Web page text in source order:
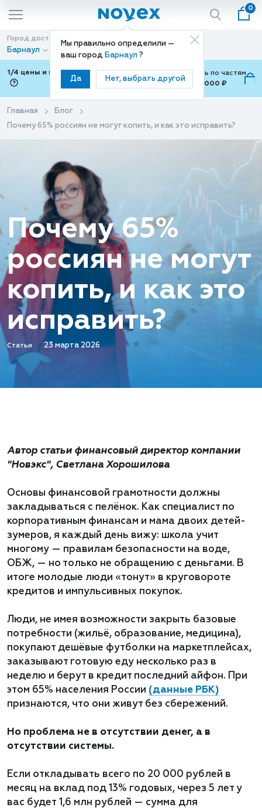
Мы правильно определили —
ваш город Барнаул ?
Да Нет, выбрать другой
0
Город доставки
Барнаул
Способ доставки
Доставка
1/4 цены и покупки ваши с Подели
Можно оплатить по частям
от 700 ₽ до 15,000 ₽
Главная
Блог
Почему 65% россиян не могут копить, и как это исправить?
Почему 65%
россиян не могут
копить, и как это
исправить?
Статьи 23 марта 2026
Автор статьи финансовый директор компании
"Новэкс", Светлана Хорошилова
Основы финансовой грамотности должны
закладываться с пелёнок. Как специалист по
корпоративным финансам и мама двоих детей-
зумеров, я каждый день вижу: школа учит
многому — правилам безопасности на воде,
ОБЖ, — но только не обращению с деньгами. В
итоге молодые люди «тонут» в круговороте
кредитов и импульсивных покупок.
Люди, не имея возможности закрыть базовые
потребности (жильё, образование, медицина),
покупают дешёвые футболки на маркетплейсах,
заказывают готовую еду несколько раз в
неделю и берут в кредит последний айфон. При
этом 65% населения России (данные РБК)
признаются, что они живут без сбережений.
Но проблема не в отсутствии денег, а в
отсутствии системы.
Если откладывать всего по 20 000 рублей в
месяц на вклад под 13% годовых, через 5 лет у
вас будет 1,6 млн рублей — сумма для